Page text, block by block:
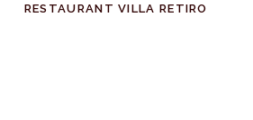
RESTAURANT VILLA RETIRO